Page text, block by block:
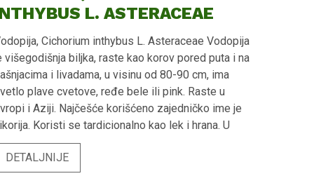
L. ASTERACEAE
Cichorium inthybus L. Asteraceae Vodopija
višegodišnja biljka, raste kao korov pored puta i na
i livadama, u visinu od 80-90 cm, ima
plave cvetove, ređe bele ili pink. Raste u
i Aziji. Najčešće korišćeno zajedničko ime je
Koristi se tardicionalno kao lek i hrana. U
koren vodopije se koristi kao zamena za kafu.
Lekoviti deo biljke (biljnu drogu) čini osušeni koren ili
vodopije - Cichorium inthybus radix
DETALJNIJE